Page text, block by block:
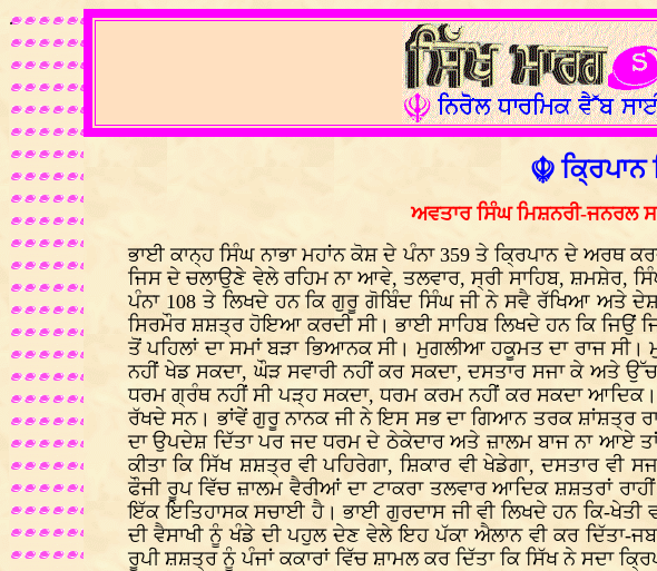
.
☬ ਕ੍ਰਿਪਾਨ
ਅਵਤਾਰ ਸਿੰਘ ਮਿਸ਼ਨਰੀ-
ਭਾਈ ਕਾਨ੍ਹ ਸਿੰਘ ਨਾਭਾ ਮਹਾਂਨ ਕੋਸ਼ ਦੇ ਪੰਨਾ 359 ਤੇ ਕ੍ਰਿਪਾਨ ਦੇ ਅਰਥ
ਜਿਸ ਦੇ ਚਲਾਉਣੇ ਵੇਲੇ ਰਹਿਮ ਨਾ ਆਵੇ, ਤਲਵਾਰ, ਸ੍ਰੀ ਸਾਹਿਬ, ਸ਼ਮਸ਼ੇਰ,
ਪੰਨਾ 108 ਤੇ ਲਿਖਦੇ ਹਨ ਕਿ ਗੁਰੂ ਗੋਬਿੰਦ ਸਿੰਘ ਜੀ ਨੇ ਸਵੈ ਰੱਖਿਆ ਅਤੇ
ਸਿਰਮੌਰ ਸ਼ਸ਼ਤ੍ਰ ਹੋਇਆ ਕਰਦੀ ਸੀ। ਭਾਈ ਸਾਹਿਬ ਲਿਖਦੇ ਹਨ ਕਿ ਜਿਉਂ
ਤੋਂ ਪਹਿਲਾਂ ਦਾ ਸਮਾਂ ਬੜਾ ਭਿਆਨਕ ਸੀ। ਮੁਗਲੀਆ ਹਕੂਮਤ ਦਾ ਰਾਜ ਸੀ।
ਨਹੀਂ ਖੇਡ ਸਕਦਾ, ਘੌੜ ਸਵਾਰੀ ਨਹੀਂ ਕਰ ਸਕਦਾ, ਦਸਤਾਰ ਸਜਾ ਕੇ ਅਤੇ
ਧਰਮ ਗ੍ਰੰਥ ਨਹੀਂ ਸੀ ਪੜ੍ਹ ਸਕਦਾ, ਧਰਮ ਕਰਮ ਨਹੀਂ ਕਰ ਸਕਦਾ
ਰੱਖਦੇ ਸਨ। ਭਾਂਵੇਂ ਗੁਰੂ ਨਾਨਕ ਜੀ ਨੇ ਇਸ ਸਭ ਦਾ ਗਿਆਨ ਤਰਕ ਸ਼ਾਂਸ਼ਤ੍ਰ
ਦਾ ਉਪਦੇਸ਼ ਦਿੱਤਾ ਪਰ ਜਦ ਧਰਮ ਦੇ ਠੇਕੇਦਾਰ ਅਤੇ ਜ਼ਾਲਮ ਬਾਜ ਨਾ ਆਏ
ਕੀਤਾ ਕਿ ਸਿੱਖ ਸ਼ਸ਼ਤ੍ਰ ਵੀ ਪਹਿਰੇਗਾ, ਸ਼ਿਕਾਰ ਵੀ ਖੇਡੇਗਾ, ਦਸਤਾਰ ਵੀ
ਫੌਜੀ ਰੂਪ ਵਿੱਚ ਜ਼ਾਲਮ ਵੈਰੀਆਂ ਦਾ ਟਾਕਰਾ ਤਲਵਾਰ ਆਦਿਕ ਸ਼ਸ਼ਤਰਾਂ
ਇੱਕ ਇਤਿਹਾਸਕ ਸਚਾਈ ਹੈ। ਭਾਈ ਗੁਰਦਾਸ ਜੀ ਵੀ ਲਿਖਦੇ ਹਨ ਕਿ-ਖੇਤੀ
ਦੀ ਵੈਸਾਖੀ ਨੂੰ ਖੰਡੇ ਦੀ ਪਹੁਲ ਦੇਣ ਵੇਲੇ ਇਹ ਪੱਕਾ ਐਲਾਨ ਵੀ ਕਰ
ਰੂਪੀ ਸ਼ਸ਼ਤ੍ਰ ਨੂੰ ਪੰਜਾਂ ਕਕਾਰਾਂ ਵਿੱਚ ਸ਼ਾਮਲ ਕਰ ਦਿੱਤਾ ਕਿ ਸਿੱਖ ਨੇ ਸਦਾ